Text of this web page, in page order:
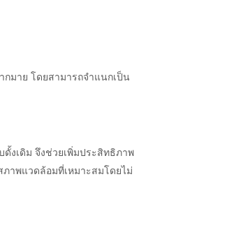
มาย โดยสามารถจำแนกเป็น
ดั้งเดิม จึงช่วยเพิ่มประสิทธิภาพ
าพแวดล้อมที่เหมาะสมโดยไม่